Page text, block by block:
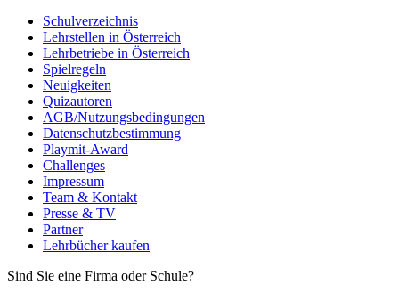
Schulverzeichnis
Lehrstellen in Österreich
Lehrbetriebe in Österreich
Spielregeln
Neuigkeiten
Quizautoren
AGB/Nutzungsbedingungen
Datenschutzbestimmung
Playmit-Award
Challenges
Impressum
Team & Kontakt
Presse & TV
Partner
Lehrbücher kaufen
Sind Sie eine Firma oder Schule?